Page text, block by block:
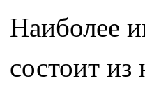
Наиболее
состоит